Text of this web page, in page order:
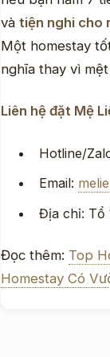
và tiện nghi cho
Một homestay
nghĩa thay vì mệt
Liên hệ đặt Mệ
Hotline/
Email:
Địa chỉ: Tổ
Đọc thêm: Top
Homestay Có